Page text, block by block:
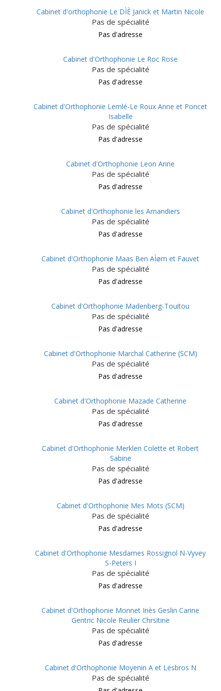
Cabinet d'orthophonie Le DÌÈ Janick et Martin Nicole
Pas de spécialité
Pas d'adresse
Cabinet d'Orthophonie Le Roc Rose
Pas de spécialité
Pas d'adresse
Cabinet d'Orthophonie Lemlé-Le Roux Anne et Poncet
Isabelle
Pas de spécialité
Pas d'adresse
Cabinet d'Orthophonie Leon Anne
Pas de spécialité
Pas d'adresse
Cabinet d'Orthophonie les Amandiers
Pas de spécialité
Pas d'adresse
Cabinet d'Orthophonie Maas Ben AÌøm et Fauvet
Pas de spécialité
Pas d'adresse
Cabinet d'Orthophonie Madenberg-Touitou
Pas de spécialité
Pas d'adresse
Cabinet d'Orthophonie Marchal Catherine (SCM)
Pas de spécialité
Pas d'adresse
Cabinet d'Orthophonie Mazade Catherine
Pas de spécialité
Pas d'adresse
Cabinet d'Orthophonie Merklen Colette et Robert
Sabine
Pas de spécialité
Pas d'adresse
Cabinet d'Orthophonie Mes Mots (SCM)
Pas de spécialité
Pas d'adresse
Cabinet d'Orthophonie Mesdames Rossignol N-Vyvey
S-Peters I
Pas de spécialité
Pas d'adresse
Cabinet d'Orthophonie Monnet Inès Geslin Carine
Gentric Nicole Reulier Chrsitine
Pas de spécialité
Pas d'adresse
Cabinet d'Orthophonie Moyenin A et Lesbros N
Pas de spécialité